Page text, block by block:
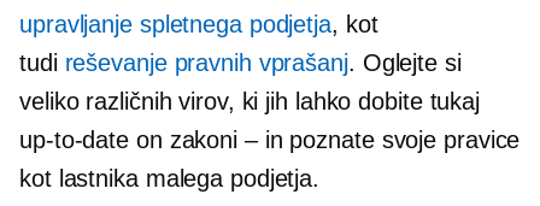
upravljanje spletnega podjetja, kot
tudi reševanje pravnih vprašanj. Oglejte si
veliko različnih virov, ki jih lahko dobite tukaj
up-to-date on zakoni – in poznate svoje pravice
kot lastnika malega podjetja.